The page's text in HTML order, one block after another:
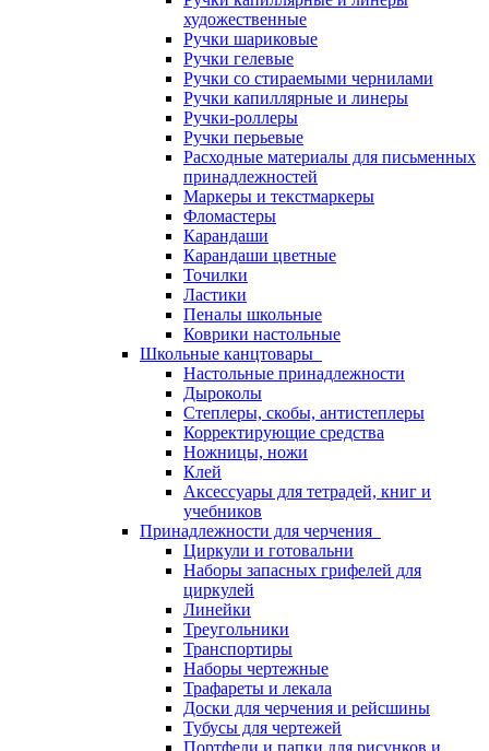
художественные
Ручки шариковые
Ручки гелевые
Ручки со стираемыми чернилами
Ручки капиллярные и линеры
Ручки-роллеры
Ручки перьевые
Расходные материалы для письменных
принадлежностей
Маркеры и текстмаркеры
Фломастеры
Карандаши
Карандаши цветные
Точилки
Ластики
Пеналы школьные
Коврики настольные
Школьные канцтовары
Настольные принадлежности
Дыроколы
Степлеры, скобы, антистеплеры
Корректирующие средства
Ножницы, ножи
Клей
Аксессуары для тетрадей, книг и
учебников
Принадлежности для черчения
Циркули и готовальни
Наборы запасных грифелей для
циркулей
Линейки
Треугольники
Транспортиры
Наборы чертежные
Трафареты и лекала
Доски для черчения и рейсшины
Тубусы для чертежей
Портфели и папки для рисунков и